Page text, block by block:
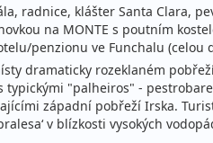
radnice, klášter Santa Clara,
na MONTE s poutním
penzionu ve Funchalu (celou
dramaticky rozeklaném
typickými "palheiros" -
západní pobřeží Irska.
v blízkosti vysokých